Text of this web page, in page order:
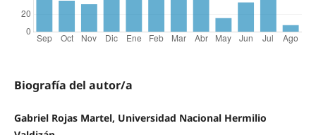
Biografía del autor/a
Gabriel Rojas Martel, Universidad Nacional Hermilio